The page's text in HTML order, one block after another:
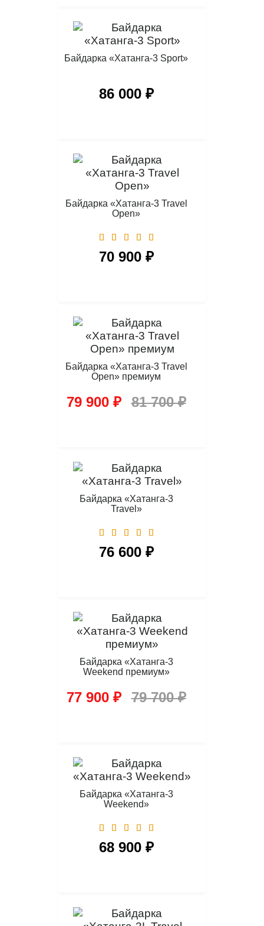
Байдарка «Хатанга-3 Sport»
86 000 ₽
Байдарка «Хатанга-3 Travel
Open»
70 900 ₽
Байдарка «Хатанга-3 Travel
Open» премиум
79 900 ₽ 81 700 ₽
Байдарка «Хатанга-3
Travel»
76 600 ₽
Байдарка «Хатанга-3
Weekend премиум»
77 900 ₽ 79 700 ₽
Байдарка «Хатанга-3
Weekend»
68 900 ₽